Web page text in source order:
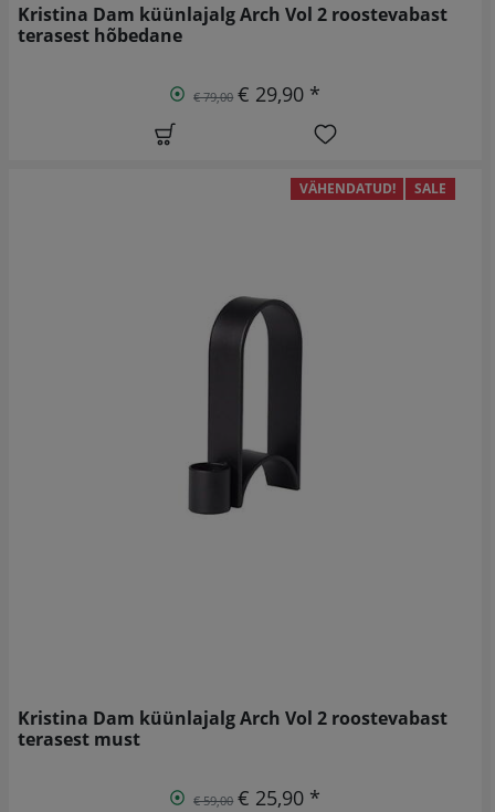
Kristina Dam küünlajalg Arch Vol 2 roostevabast
terasest hõbedane
€ 79,00 € 29,90 *
VÄHENDATUD! SALE
Kristina Dam küünlajalg Arch Vol 2 roostevabast
terasest must
€ 59,00 € 25,90 *